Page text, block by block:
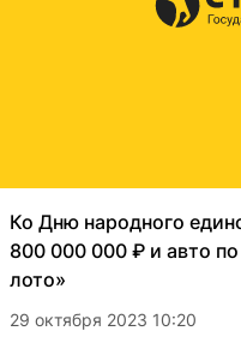
Ко Дню народного
800 000 000 ₽ и авто
лото»
29 октября 2023 10:20